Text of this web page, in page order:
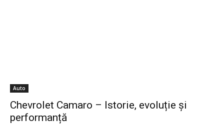
Auto
Chevrolet Camaro – Istorie, evoluție și
performanță